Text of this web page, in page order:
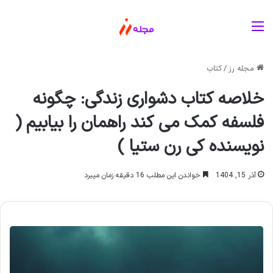
مجله رز/کتاب
خلاصه کتاب دشواری زندگی: چگونه
فلسفه کمک می کند راهمان را بیابیم (
نویسنده کی رن ستیا )
آذر 15, 1404 خواندن این مطلب 16 دقیقه زمان میبرد